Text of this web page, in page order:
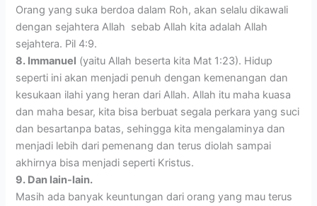
Orang yang suka berdoa dalam Roh, akan selalu dikawali
dengan sejahtera Allah sebab Allah kita adalah Allah
sejahtera. Pil 4:9.
8. Immanuel (yaitu Allah beserta kita Mat 1:23). Hidup
seperti ini akan menjadi penuh dengan kemenangan dan
kesukaan ilahi yang heran dari Allah. Allah itu maha kuasa
dan maha besar, kita bisa berbuat segala perkara yang suci
dan besartanpa batas, sehingga kita mengalaminya dan
menjadi lebih dari pemenang dan terus diolah sampai
akhirnya bisa menjadi seperti Kristus.
9. Dan lain-lain.
Masih ada banyak keuntungan dari orang yang mau terus